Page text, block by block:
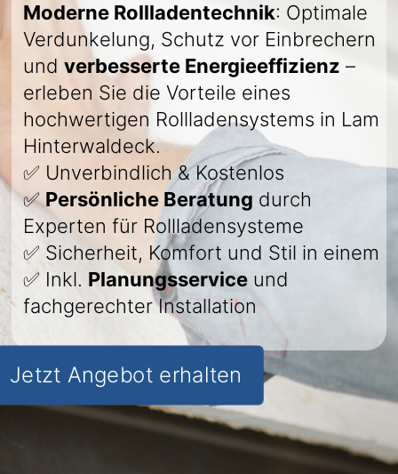
Moderne Rollladentechnik: Optimale
Verdunkelung, Schutz vor Einbrechern
und verbesserte Energieeffizienz –
erleben Sie die Vorteile eines
hochwertigen Rollladensystems in Lam
Hinterwaldeck.
✅ Unverbindlich & Kostenlos
✅Persönliche Beratung durch
Experten für Rollladensysteme
✅ Sicherheit, Komfort und Stil in einem
✅ Inkl. Planungsservice und
fachgerechter Installation
Jetzt Angebot erhalten